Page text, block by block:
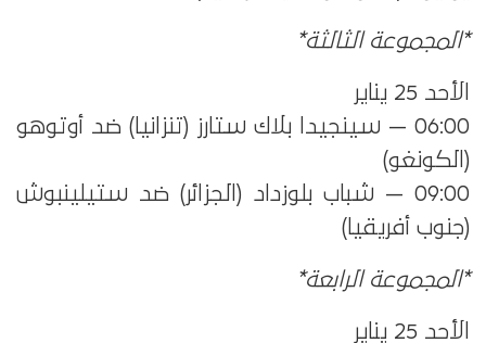
*المجموعة الثالثة*
الأحد 25 يناير
06:00 — سينجيدا بلاك ستارز (تنزانيا) ضد أوتوهو
(الكونغو)
09:00 — شباب بلوزداد (الجزائر) ضد ستيلينبوش
(جنوب أفريقيا)
*المجموعة الرابعة*
الأحد 25 يناير